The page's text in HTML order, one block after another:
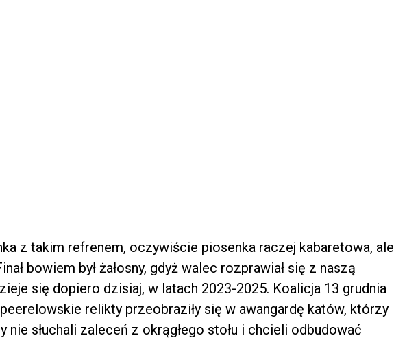
z takim refrenem, oczywiście piosenka raczej kabaretowa, ale
bowiem był żałosny, gdyż walec rozprawiał się z naszą
się dopiero dzisiaj, w latach 2023-2025. Koalicja 13 grudnia
relikty przeobraziły się w awangardę katów, którzy
słuchali zaleceń z okrągłego stołu i chcieli odbudować